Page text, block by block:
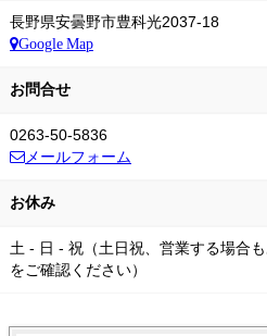
長野県安曇野市豊科光2037-18
Google Map
お問合せ
0263-50-5836
メールフォーム
お休み
土 - 日 - 祝（土日祝、営業する場合
をご確認ください）